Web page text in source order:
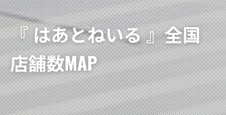
『 はあとねいる 』全国
店舗数MAP